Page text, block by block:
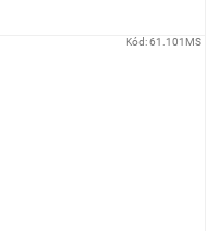
Kód:61.101MS